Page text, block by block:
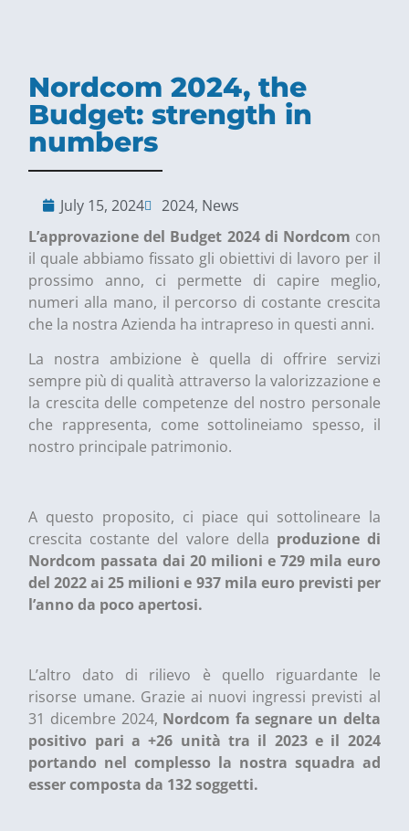
Nordcom 2024, the
Budget: strength in
numbers
July 15, 2024 2024, News
L’approvazione del Budget 2024 di Nordcom con
il quale abbiamo fissato gli obiettivi di lavoro per il
prossimo anno, ci permette di capire meglio,
numeri alla mano, il percorso di costante crescita
che la nostra Azienda ha intrapreso in questi anni.
La nostra ambizione è quella di offrire servizi
sempre più di qualità attraverso la valorizzazione e
la crescita delle competenze del nostro personale
che rappresenta, come sottolineiamo spesso, il
nostro principale patrimonio.
A questo proposito, ci piace qui sottolineare la
crescita costante del valore della produzione di
Nordcom passata dai 20 milioni e 729 mila euro
del 2022 ai 25 milioni e 937 mila euro previsti per
l’anno da poco apertosi.
L’altro dato di rilievo è quello riguardante le
risorse umane. Grazie ai nuovi ingressi previsti al
31 dicembre 2024, Nordcom fa segnare un delta
positivo pari a +26 unità tra il 2023 e il 2024
portando nel complesso la nostra squadra ad
esser composta da 132 soggetti.